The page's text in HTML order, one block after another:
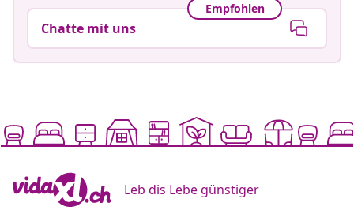
Empfohlen
Chatte mit uns
Leb dis Lebe günstiger